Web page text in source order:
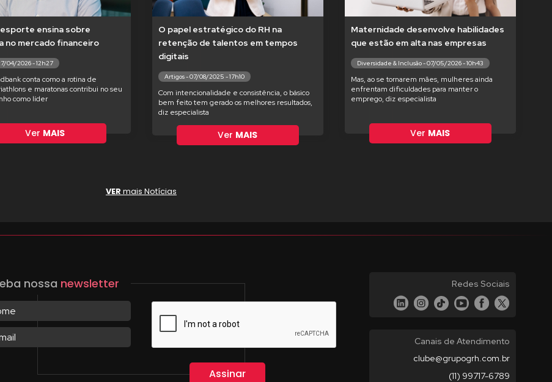
ensina sobre
no mercado financeiro
04/2026 - 12h27
conta como a rotina de
e maratonas contribui no seu
como líder
Ver MAIS
O papel estratégico do RH na
retenção de talentos em tempos
digitais
Artigos - 07/08/2025 - 17h10
Com intencionalidade e consistência, o básico
bem feito tem gerado os melhores resultados,
diz especialista
Ver MAIS
Maternidade desenvolve habilidades
que estão em alta nas empresas
Diversidade & Inclusão - 07/05/2026 - 10h43
Mas, ao se tornarem mães, mulheres ainda
enfrentam dificuldades para manter o
emprego, diz especialista
Ver MAIS
VER mais Notícias
nossa newsletter Redes Sociais
Canais de Atendimento
clube@grupogrh.com.br
(11) 99717-6789